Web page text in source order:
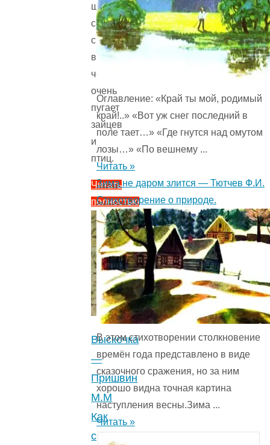
шумом
сваливается
с
веток,
чем
очень
пугает
зайцев
и
птиц.
Читать
полностью
"Жаркий
час
—
Пришвин
М.М.
Рассказ
про
весеннее
таяние
снега
лесу.
3.3
(9)
Выскочка
—
Пришвин
М.М
Как
собаки
Оглавление: «Край ты мой, родимый
край!..» «Вот уж снег последний в
поле тает…» «Где гнутся над омутом
лозы…» «По вешнему ...
Читать »
Зима не даром злится — Тютчев Ф.И.
Стихотворение о природе.
В этом стихотворении столкновение
времён года представ­лено в виде
сказочного сражения, но за ним
хорошо видна точная картина
наступления весны.Зима ...
Читать »